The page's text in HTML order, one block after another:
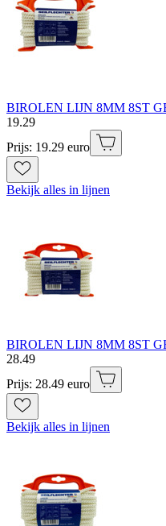
BIROLEN LIJN 8MM 8ST
19.29
Prijs: 19.29 euro
Bekijk alles in lijnen
BIROLEN LIJN 8MM 8ST
28.49
Prijs: 28.49 euro
Bekijk alles in lijnen